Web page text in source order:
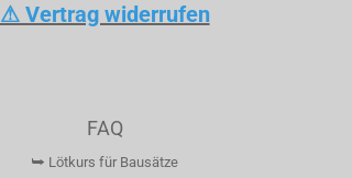
⚠ Vertrag widerrufen
FAQ
⮩ Lötkurs für Bausätze